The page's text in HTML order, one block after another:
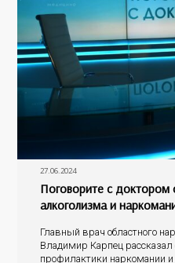
27.06.2024
Поговорите с доктором
алкоголизма и
Главный врач областного
Владимир Карпец рассказал
профилактики наркомании